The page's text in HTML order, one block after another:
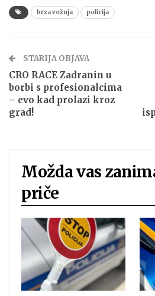
brza vožnja policija
STARIJA OBJAVA
CRO RACE Zadranin u
borbi s profesionalcima
– evo kad prolazi kroz
grad!
Možda vas
priče